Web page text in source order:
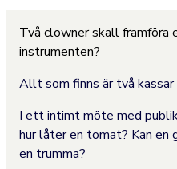
Två clowner skall framföra
instrumenten?
Allt som finns är två kassar
I ett intimt möte med
hur låter en tomat? Kan en
en trumma?